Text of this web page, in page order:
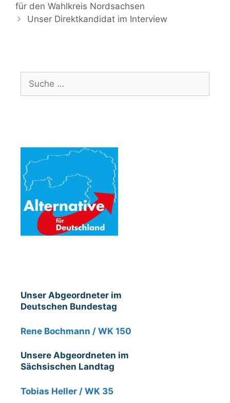
Navigation
für den Wahlkreis Nordsachsen
Unser Direktkandidat im Interview
nach:
Unser Abgeordneter im
Deutschen Bundestag
Rene Bochmann / WK 150
Unsere Abgeordneten im
Sächsischen Landtag
Tobias Heller / WK 35